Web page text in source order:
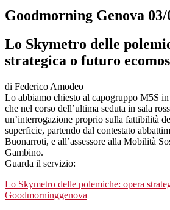
Goodmorning Genova 03/
Lo Skymetro delle
strategica o futuro
di Federico Amodeo
Lo abbiamo chiesto al capogruppo M5S
che nel corso dell’ultima seduta in sala
un’interrogazione proprio sulla fattibilità
superficie, partendo dal contestato
Buonarroti, e all’assessore alla Mobilità
Gambino.
Guarda il servizio:
Lo Skymetro delle polemiche: opera
Goodmorninggenova